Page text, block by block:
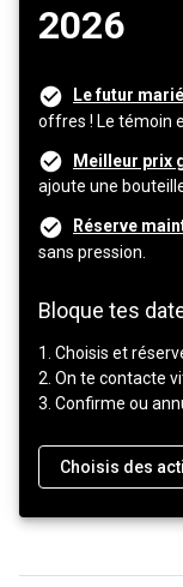
2026
Le futur
offres ! Le témoin
Meilleur prix
ajoute une
Réserve
sans pression.
Bloque tes
1. Choisis et
2. On te contacte
3. Confirme ou
Choisis des